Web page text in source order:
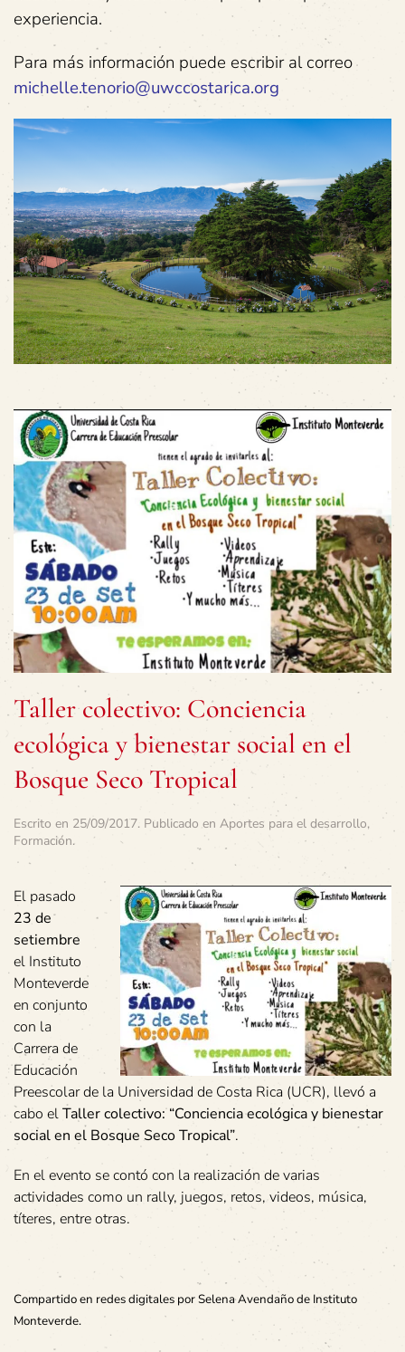
experiencia.
Para más información puede escribir al correo
michelle.tenorio@uwccostarica.org
Taller colectivo: Conciencia
ecológica y bienestar social en el
Bosque Seco Tropical
Escrito en 25/09/2017. Publicado en Aportes para el desarrollo,
Formación.
El pasado
23 de
setiembre
el Instituto
Monteverde
en conjunto
con la
Carrera de
Educación
Preescolar de la Universidad de Costa Rica (UCR), llevó a
cabo elTaller colectivo: “Conciencia ecológica y bienestar
social en el Bosque Seco Tropical”.
En el evento se contó con la realización de varias
actividades como un rally, juegos, retos, videos, música,
títeres, entre otras.
Compartido en redes digitales por Selena Avendaño de Instituto
Monteverde.